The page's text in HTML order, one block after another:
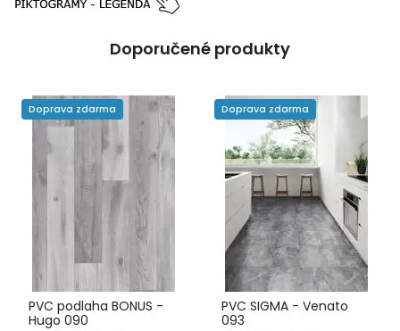
Doporučené produkty
PVC podlaha BONUS -
Hugo 090
Doprava zdarma
PVC SIGMA - Venato
093
Doprava zdarma